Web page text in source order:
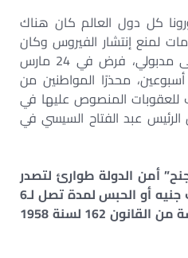
كل دول العالم كان هناك
لمنع إنتشار الفيروس وكان
رئيس الوزراء الدكتور مصطفى مدبولي، فرض في 24 مارس
محذرًا المواطنين من
للعقوبات المنصوص عليها في
الرئيس عبد الفتاح السيسي في
أمن الدولة طوارئ لتصدر
أحكام بغرامة تصل لـ4 آلاف جنيه أو الحبس لمدة تصل لـ6
أشهر تنفيذًا للمادة الخامسة من القانون 162 لسنة 1958